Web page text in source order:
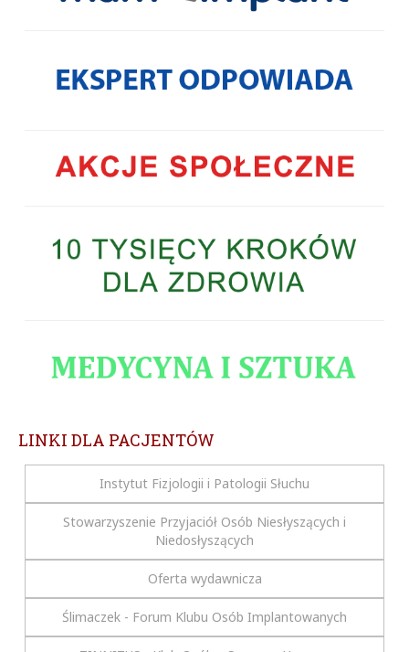
LINKI DLA PACJENTÓW
Instytut Fizjologii i Patologii Słuchu
Stowarzyszenie Przyjaciół Osób Niesłyszących i
Niedosłyszących
Oferta wydawnicza
Ślimaczek - Forum Klubu Osób Implantowanych